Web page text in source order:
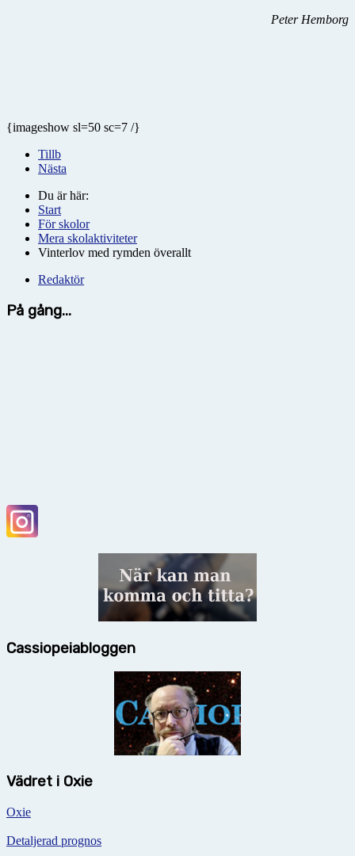
Peter Hemborg
{imageshow sl=50 sc=7 /}
Tillb
Nästa
Du är här:
Start
För skolor
Mera skolaktiviteter
Vinterlov med rymden överallt
Redaktör
På gång...
Cassiopeiabloggen
Vädret i Oxie
Oxie
Detaljerad prognos